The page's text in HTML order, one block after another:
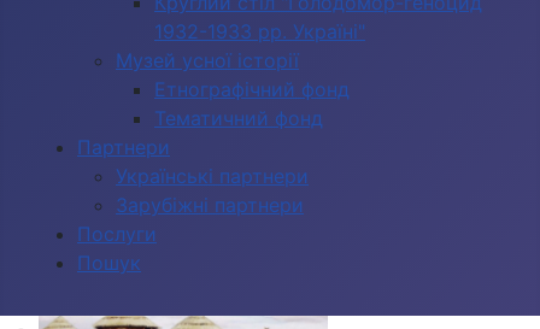
1932-1933 рр. Україні"
Музей усної історії
Етнографічний фонд
Тематичний фонд
Партнери
Українські партнери
Зарубіжні партнери
Послуги
Пошук